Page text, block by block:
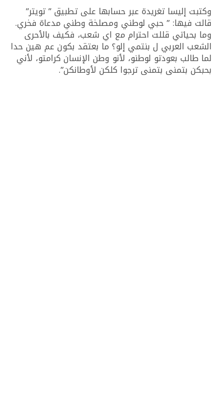
وكتبت إليسا تغريدة عبر حسابها على تطبيق ” تويتر”
قالت فيها: ” حبي لوطني ومصلخة وطني مدعاة فخري.
وما بحياتي قللت احترام مع اي شعب، فكيف بالأحرى
الشعب العربي ل بنتمي إلو؟ ما بعتقد بكون عم هين حدا
لما طالب بعودتو لوطنو، لأنو وطن الإنسان كرامتو، لأني
بحبكن بتمنى بتمنى ترجوا كلكن لأوطانكن”.